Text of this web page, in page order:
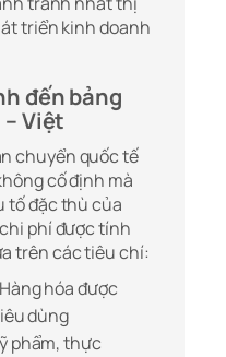
triển kinh doanh
đến bảng
Việt
chuyển quốc tế
cố định mà
tố đặc thù của
phí được tính
trên các tiêu chí:
Hàng hóa được
dùng
phẩm, thực